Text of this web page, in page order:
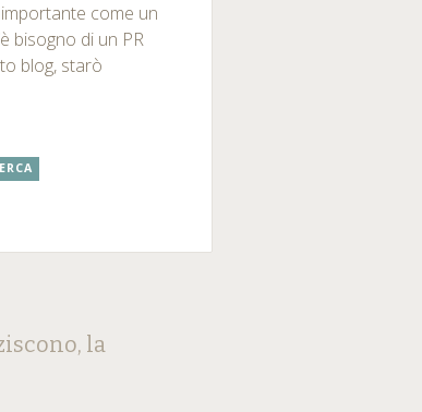
come un
bisogno di un PR
blog, starò
la